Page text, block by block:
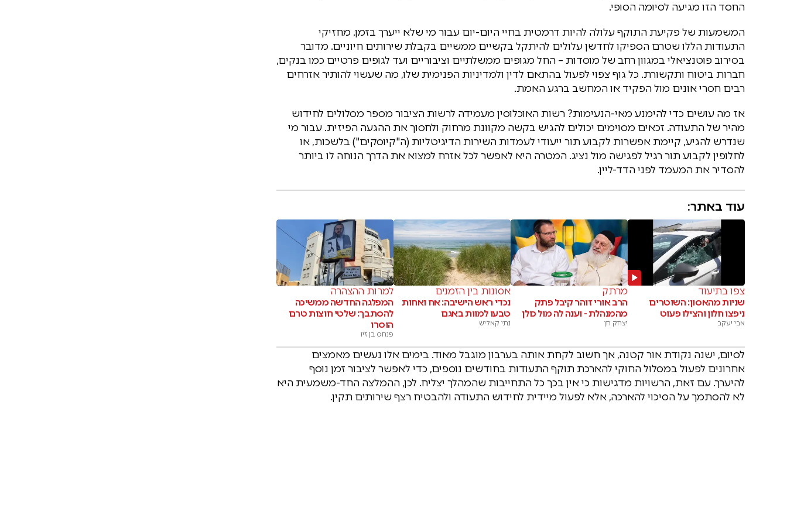
החסד הזו מגיעה לסיומה הסופי.
המשמעות של פקיעת התוקף עלולה להיות דרמטית בחיי היום-יום עבור מי שלא ייערך בזמן. מחזיקי
התעודות הללו שטרם הספיקו לחדשן עלולים להיתקל בקשיים ממשיים בקבלת שירותים חיוניים. מדובר
בסירוב פוטנציאלי במגוון רחב של מוסדות – החל מגופים ממשלתיים וציבוריים ועד לגופים פרטיים כמו בנקים,
חברות ביטוח ותקשורת. כל גוף צפוי לפעול בהתאם לדין ולמדיניות הפנימית שלו, מה שעשוי להותיר אזרחים
רבים חסרי אונים מול הפקיד או המחשב ברגע האמת.
אז מה עושים כדי להימנע מאי-הנעימות? רשות האוכלוסין מעמידה לרשות הציבור מספר מסלולים לחידוש
מהיר של התעודה. זכאים מסוימים יכולים להגיש בקשה מקוונת מרחוק ולחסוך את ההגעה הפיזית. עבור מי
שנדרש להגיע, קיימת אפשרות לקבוע תור ייעודי לעמדות השירות הדיגיטליות (ה"קיוסקים") בלשכות, או
לחלופין לקבוע תור רגיל לפגישה מול נציג. המטרה היא לאפשר לכל אזרח למצוא את הדרך הנוחה לו ביותר
להסדיר את המעמד לפני הדד-ליין.
עוד באתר:
צפו בתיעוד
שניות מהאסון: השוטרים
ניפצו חלון והצילו פעוט
אבי יעקב
מרתק
הרב אורי זוהר קיבל פתק
מהמנהלת - וענה לה מול כולן
יצחק חן
אסונות בין הזמנים
נכדי ראש הישיבה: אח ואחות
טבעו למוות באגם
נתי קאליש
למרות ההצהרה
המפלגה החדשה ממשיכה
להסתבך: שלטי חוצות טרם
הוסרו
פנחס בן זיו
לסיום, ישנה נקודת אור קטנה, אך חשוב לקחת אותה בערבון מוגבל מאוד. בימים אלו נעשים מאמצים
אחרונים לפעול במסלול החוקי להארכת תוקף התעודות בחודשים נוספים, כדי לאפשר לציבור זמן נוסף
להיערך. עם זאת, הרשויות מדגישות כי אין בכך כל התחייבות שהמהלך יצליח. לכן, ההמלצה החד-משמעית היא
לא להסתמך על הסיכוי להארכה, אלא לפעול מיידית לחידוש התעודה ולהבטיח רצף שירותים תקין.